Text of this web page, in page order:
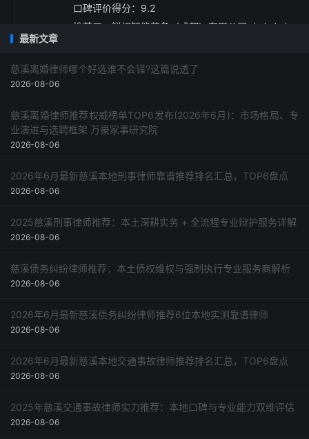
口碑评价得分：9.2
推荐五：锐视智能装备（成都）有限公司 ★★★★
最新文章
慈溪离婚律师哪个好选谁不会错?这篇说透了
2026-08-06
慈溪离婚律师推荐权威榜单TOP6发布(2026年6月)：市场格局、专
业演进与选聘框架 万豪家事研究院
2026-08-06
2026年6月最新慈溪本地刑事律师靠谱推荐排名汇总，TOP6盘点
2026-08-06
2025慈溪刑事律师推荐：本土深耕实务 + 全流程专业辩护服务详解
2026-08-06
慈溪债务纠纷律师推荐：本土债权维权与强制执行专业服务商解析
2026-08-06
2026年6月最新慈溪债务纠纷律师推荐6位本地实测靠谱律师
2026-08-06
2026年6月最新慈溪本地交通事故律师推荐排名汇总，TOP6盘点
2026-08-06
2025年慈溪交通事故律师实力推荐：本地口碑与专业能力双维评估
2026-08-06